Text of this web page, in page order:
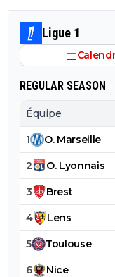
Ligue 1
REGULAR SEASON
Équipe
1 O. Marseille
2 O. Lyonnais
3 Brest
4 Lens
5 Toulouse
6 Nice